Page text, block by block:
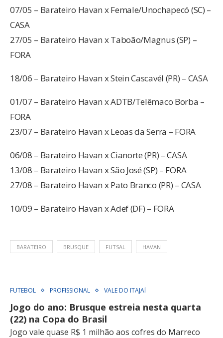
07/05 – Barateiro Havan x Female/Unochapecó (SC) –
CASA
27/05 – Barateiro Havan x Taboão/Magnus (SP) –
FORA
18/06 – Barateiro Havan x Stein Cascavél (PR) – CASA
01/07 – Barateiro Havan x ADTB/Telêmaco Borba –
FORA
23/07 – Barateiro Havan x Leoas da Serra – FORA
06/08 – Barateiro Havan x Cianorte (PR) – CASA
13/08 – Barateiro Havan x São José (SP) – FORA
27/08 – Barateiro Havan x Pato Branco (PR) – CASA
10/09 – Barateiro Havan x Adef (DF) – FORA
BARATEIRO BRUSQUE FUTSAL HAVAN
FUTEBOL PROFISSIONAL VALE DO ITAJAÍ
Jogo do ano: Brusque estreia nesta quarta
(22) na Copa do Brasil
Jogo vale quase R$ 1 milhão aos cofres do Marreco